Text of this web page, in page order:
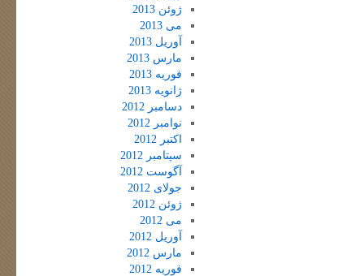
ژوئن 2013
می 2013
آوریل 2013
مارس 2013
فوریه 2013
ژانویه 2013
دسامبر 2012
نوامبر 2012
اکتبر 2012
سپتامبر 2012
آگوست 2012
جولای 2012
ژوئن 2012
می 2012
آوریل 2012
مارس 2012
فوریه 2012